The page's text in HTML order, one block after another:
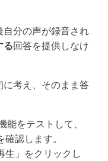
分の声が録音され
る回答を提供しなけ
考え、そのまま答
をテストして、
認します。
生」をクリックし